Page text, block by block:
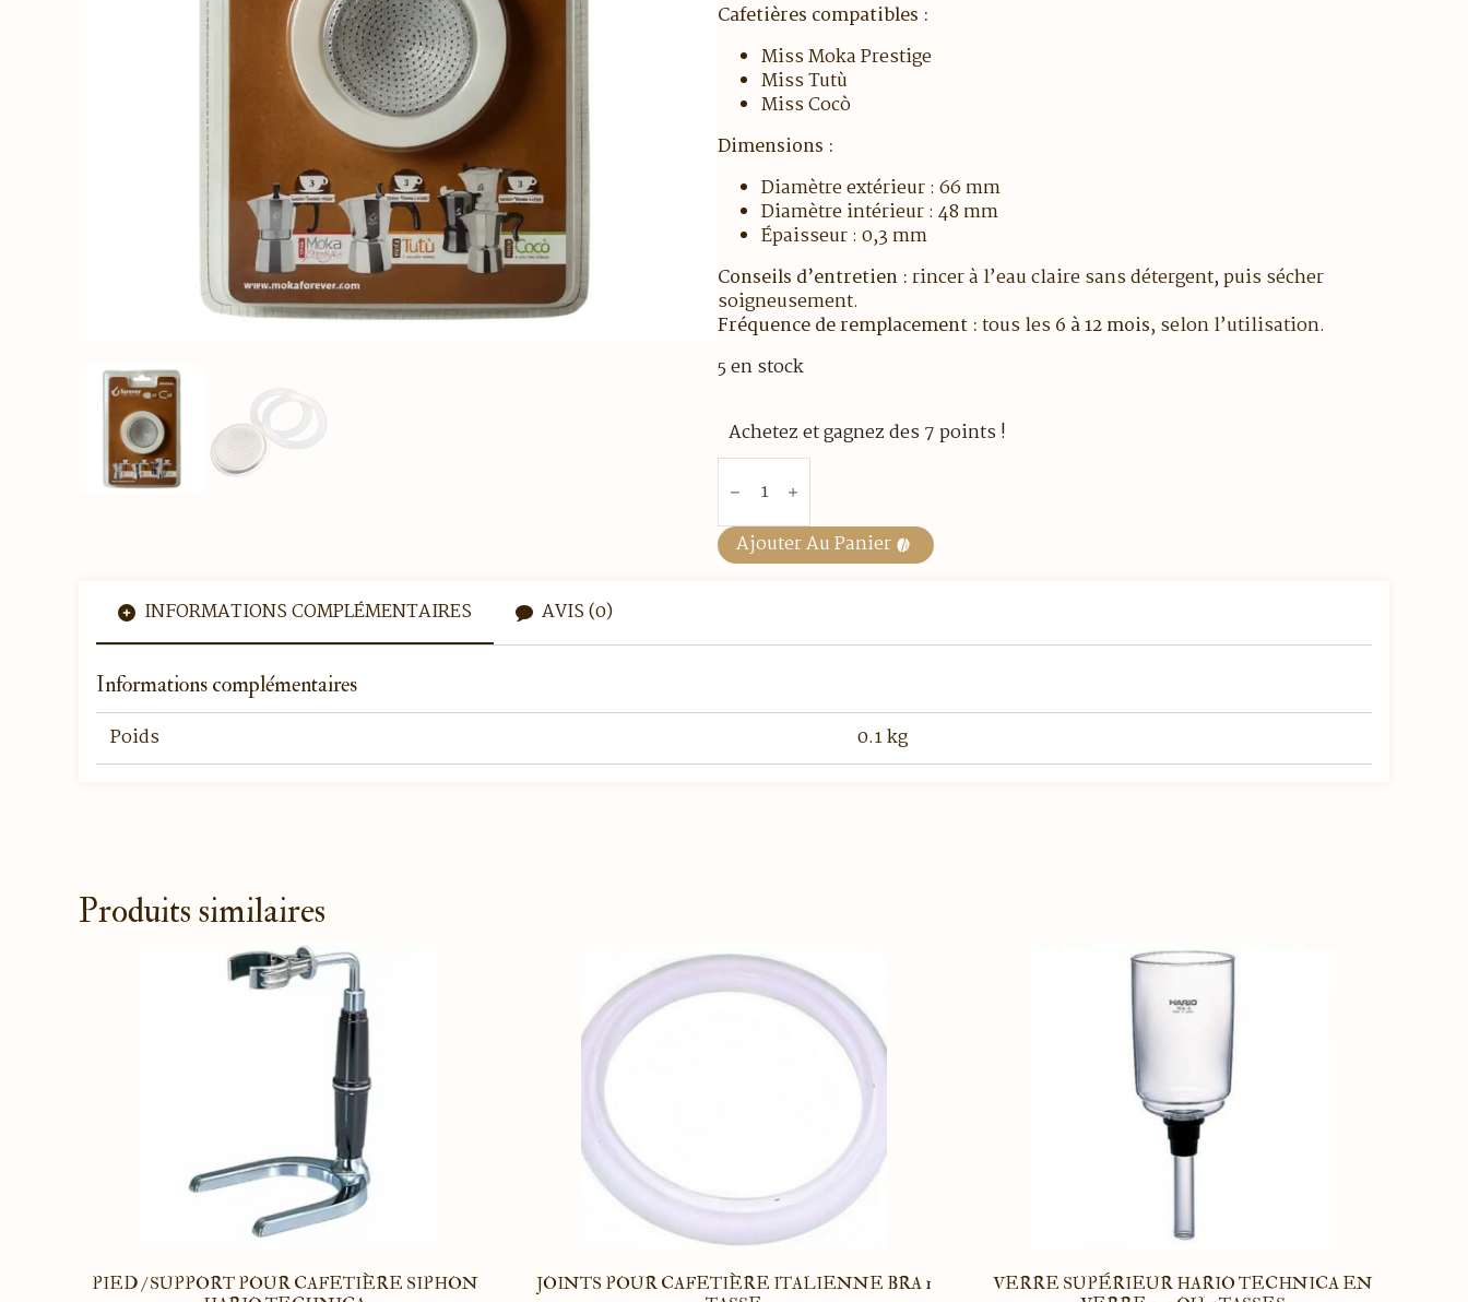
Cafetières compatibles :
Miss Moka Prestige
Miss Tutù
Miss Cocò
Dimensions :
Diamètre extérieur : 66 mm
Diamètre intérieur : 48 mm
Épaisseur : 0,3 mm
Conseils d’entretien :rincer à l’eau claire sans détergent, puis sécher
soigneusement.
Fréquence de remplacement :tous les6 à 12 mois, selon l’utilisation.
5 en stock
Achetez et gagnez des 7 points !
quantité
Joints
Cafetière
Italienne
Forever
Ajouter Au Panier
INFORMATIONS COMPLÉMENTAIRES AVIS (0)
Informations complémentaires
Poids 0.1 kg
Produits similaires
PIED / SUPPORT POUR CAFETIÈRE SIPHON
JOINTS POUR CAFETIÈRE ITALIENNE BRA 1
VERRE SUPÉRIEUR HARIO TECHNICA EN